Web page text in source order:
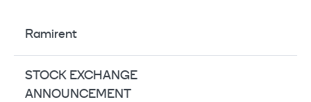
Ramirent
STOCK EXCHANGE
ANNOUNCEMENT